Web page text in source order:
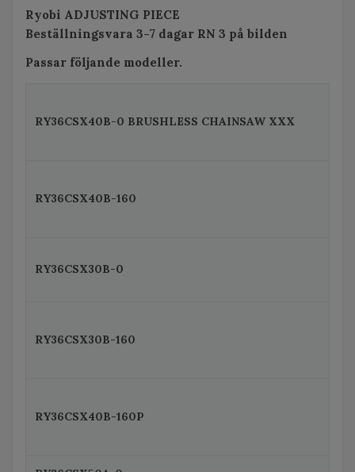
Ryobi ADJUSTING PIECE
Beställningsvara 3-7 dagar RN 3 på bilden
Passar följande modeller.
RY36CSX40B-0 BRUSHLESS CHAINSAW XXX
RY36CSX40B-160
RY36CSX30B-0
RY36CSX30B-160
RY36CSX40B-160P